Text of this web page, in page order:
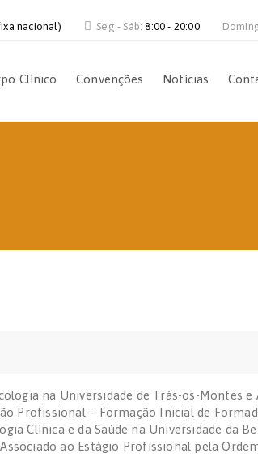
nacional) Seg - Sáb:8:00 - 20:00
Clínico Convenções Notícias
na Universidade de Trás-os-Montes e
Profissional – Formação Inicial de
Clínica e da Saúde na Universidade da
ao Estágio Profissional pela